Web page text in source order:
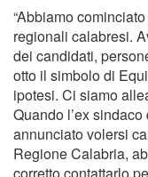
“Abbiamo
regionali calabresi.
dei candidati,
otto il simbolo di
ipotesi. Ci siamo
Quando l’ex
annunciato volersi
Regione Calabria,